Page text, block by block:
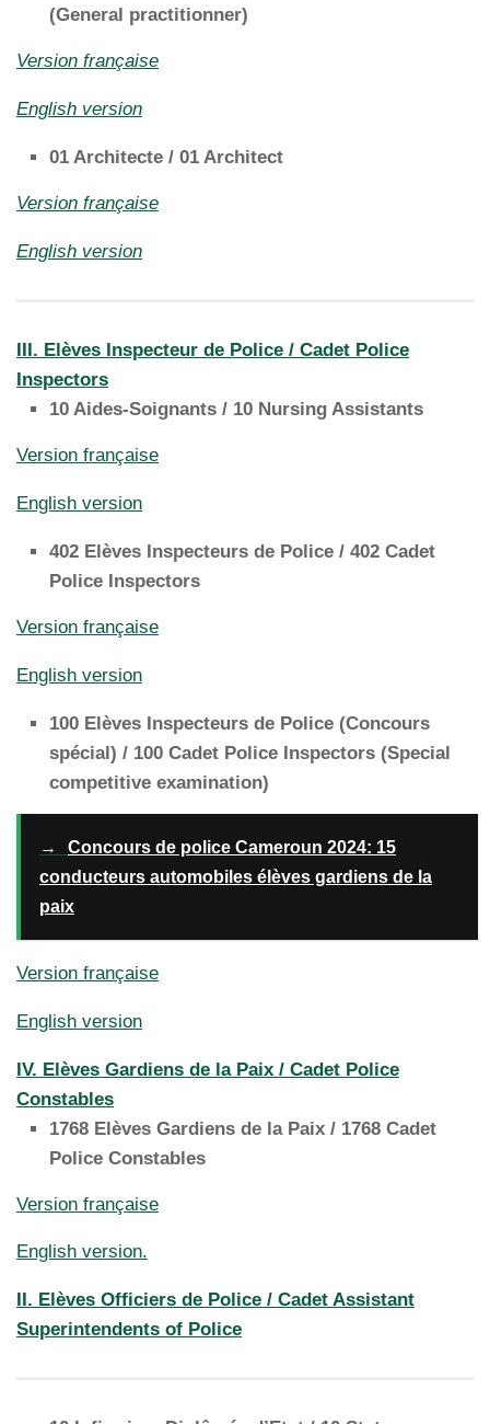
(General practitionner)
Version française
English version
01 Architecte / 01 Architect
Version française
English version
III. Elèves Inspecteur de Police / Cadet Police
Inspectors
10 Aides-Soignants / 10 Nursing Assistants
Version française
English version
402 Elèves Inspecteurs de Police / 402 Cadet
Police Inspectors
Version française
English version
100 Elèves Inspecteurs de Police (Concours
spécial) / 100 Cadet Police Inspectors (Special
competitive examination)
→
Concours de police Cameroun 2024: 15
conducteurs automobiles élèves gardiens de la
paix
Version française
English version
IV. Elèves Gardiens de la Paix / Cadet Police
Constables
1768 Elèves Gardiens de la Paix / 1768 Cadet
Police Constables
Version française
English version.
II. Elèves Officiers de Police / Cadet Assistant
Superintendents of Police